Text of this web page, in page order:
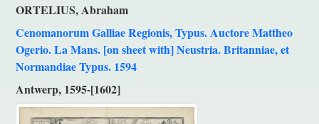
ORTELIUS, Abraham
Cenomanorum Galliae Regionis, Typus. Auctore Mattheo
Ogerio. La Mans. [on sheet with] Neustria. Britanniae, et
Normandiae Typus. 1594
Antwerp, 1595-[1602]